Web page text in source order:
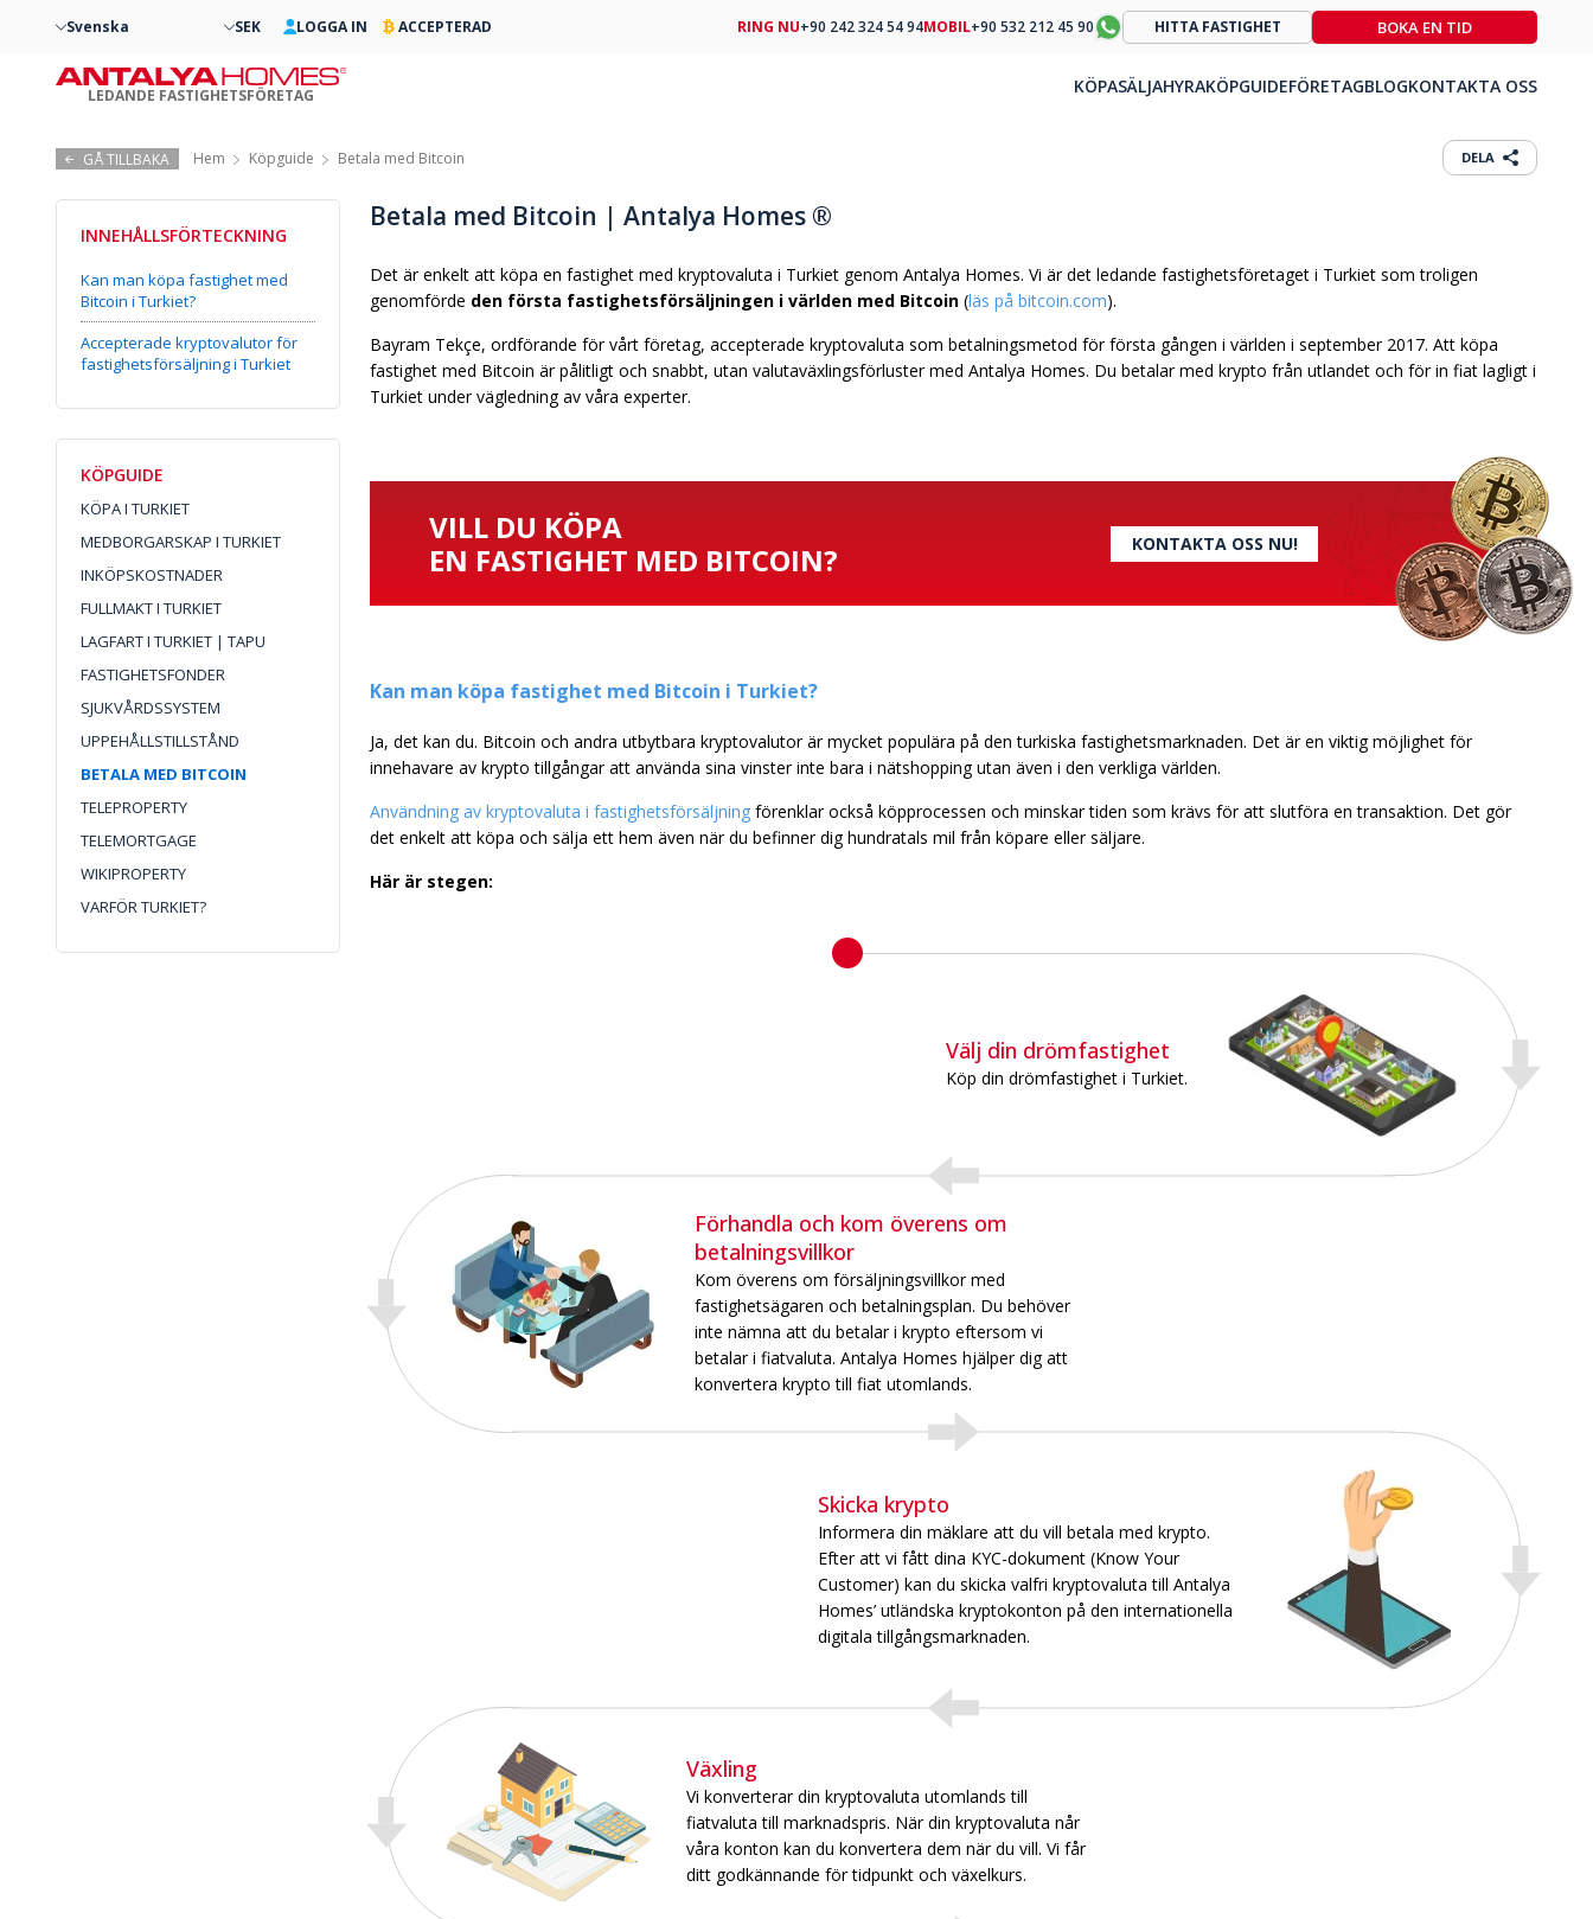
GÅ TILLBAKA Hem Köpguide Betala med Bitcoin DELA
INNEHÅLLSFÖRTECKNING
Kan man köpa fastighet med
Bitcoin i Turkiet?
Accepterade kryptovalutor för
fastighetsförsäljning i Turkiet
KÖPGUIDE
KÖPA I TURKIET
MEDBORGARSKAP I TURKIET
INKÖPSKOSTNADER
FULLMAKT I TURKIET
LAGFART I TURKIET | TAPU
FASTIGHETSFONDER
SJUKVÅRDSSYSTEM
UPPEHÅLLSTILLSTÅND
BETALA MED BITCOIN
TELEPROPERTY
TELEMORTGAGE
WIKIPROPERTY
VARFÖR TURKIET?
Betala med Bitcoin | Antalya Homes ®
Det är enkelt att köpa en fastighet med kryptovaluta i Turkiet genom Antalya Homes. Vi är det ledande fastighetsföretaget i Turkiet som troligen
genomförde den första fastighetsförsäljningen i världen med Bitcoin (läs på bitcoin.com).
Bayram Tekçe, ordförande för vårt företag, accepterade kryptovaluta som betalningsmetod för första gången i världen i september 2017. Att köpa
fastighet med Bitcoin är pålitligt och snabbt, utan valutaväxlingsförluster med Antalya Homes. Du betalar med krypto från utlandet och för in fiat lagligt i
Turkiet under vägledning av våra experter.
VILL DU KÖPA
EN FASTIGHET MED BITCOIN?
KONTAKTA OSS NU!
Kan man köpa fastighet med Bitcoin i Turkiet?
Ja, det kan du. Bitcoin och andra utbytbara kryptovalutor är mycket populära på den turkiska fastighetsmarknaden. Det är en viktig möjlighet för
innehavare av krypto tillgångar att använda sina vinster inte bara i nätshopping utan även i den verkliga världen.
Användning av kryptovaluta i fastighetsförsäljning förenklar också köpprocessen och minskar tiden som krävs för att slutföra en transaktion. Det gör
det enkelt att köpa och sälja ett hem även när du befinner dig hundratals mil från köpare eller säljare.
Här är stegen:
Välj din drömfastighet
Köp din drömfastighet i Turkiet.
Förhandla och kom överens om
betalningsvillkor
Kom överens om försäljningsvillkor med
fastighetsägaren och betalningsplan. Du behöver
inte nämna att du betalar i krypto eftersom vi
betalar i fiatvaluta. Antalya Homes hjälper dig att
konvertera krypto till fiat utomlands.
Skicka krypto
Informera din mäklare att du vill betala med krypto.
Efter att vi fått dina KYC-dokument (Know Your
Customer) kan du skicka valfri kryptovaluta till Antalya
Homes’ utländska kryptokonton på den internationella
digitala tillgångsmarknaden.
Växling
Vi konverterar din kryptovaluta utomlands till
fiatvaluta till marknadspris. När din kryptovaluta når
våra konton kan du konvertera dem när du vill. Vi får
ditt godkännande för tidpunkt och växelkurs.
Svenska SEK LOGGA IN ACCEPTERAD
LEDANDE FASTIGHETSFÖRETAG
RING NU+90 242 324 54 94MOBIL+90 532 212 45 90 HITTA FASTIGHET BOKA EN TID
KÖPASÄLJAHYRAKÖPGUIDEFÖRETAGBLOGKONTAKTA OSS